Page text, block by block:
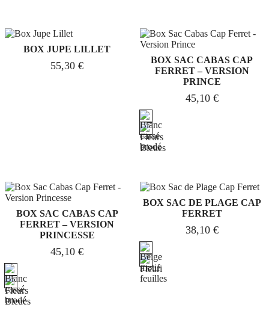
BOX JUPE LILLET
55,30€
BOX SAC CABAS CAP
FERRET – VERSION
PRINCE
45,10 €
BOX SAC CABAS CAP
FERRET – VERSION
PRINCESSE
45,10€
BOX SAC DE PLAGE CAP
FERRET
38,10 €